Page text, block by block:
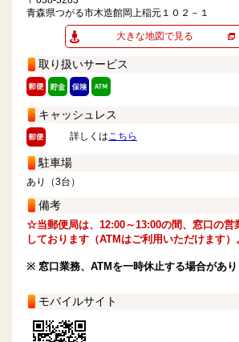
青森県つがる市木造館岡上稲元１０２－１
大きな地図で見る
取り扱いサービス
キャッシュレス
詳しくはこちら
駐車場
あり（3台）
備考
☆当郵便局は、12:00～13:00の間、窓口の営
しております（ATMはご利用いただけます）
※ 窓口業務、ATMを一時休止する場合があり
モバイルサイト